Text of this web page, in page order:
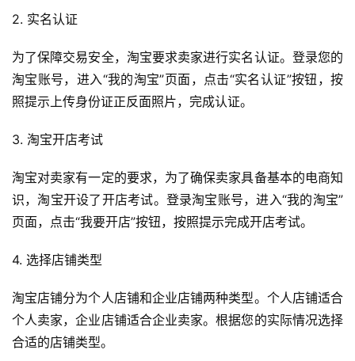
2. 实名认证
为了保障交易安全，淘宝要求卖家进行实名认证。登录您的
淘宝账号，进入“我的淘宝”页面，点击“实名认证”按钮，按
照提示上传身份证正反面照片，完成认证。
3. 淘宝开店考试
淘宝对卖家有一定的要求，为了确保卖家具备基本的电商知
识，淘宝开设了开店考试。登录淘宝账号，进入“我的淘宝”
页面，点击“我要开店”按钮，按照提示完成开店考试。
4. 选择店铺类型
淘宝店铺分为个人店铺和企业店铺两种类型。个人店铺适合
个人卖家，企业店铺适合企业卖家。根据您的实际情况选择
合适的店铺类型。